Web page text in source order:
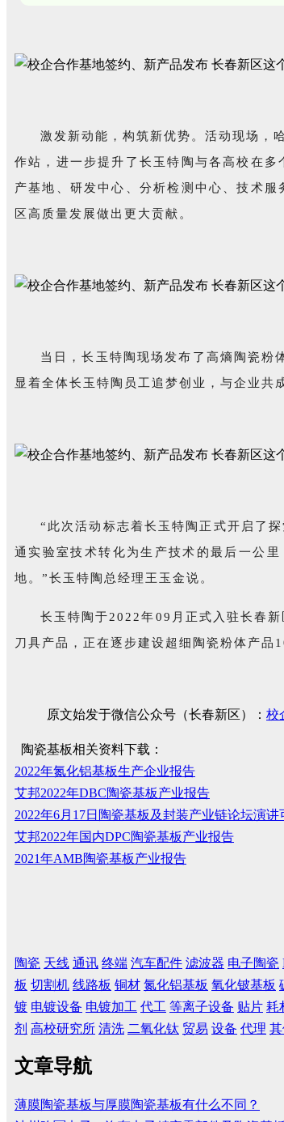
激发新动能，构筑新优势。活动现场，
作站，进一步提升了长玉特陶与各高校在
产基地、研发中心、分析检测中心、技术
区高质量发展做出更大贡献。
当日，长玉特陶现场发布了高熵陶瓷
显着全体长玉特陶员工追梦创业，与企业共
“此次活动标志着长玉特陶正式开启了
通实验室技术转化为生产技术的最后一公
地。”长玉特陶总经理王玉金说。
长玉特陶于2022年09月正式入驻长春
刀具产品，正在逐步建设超细陶瓷粉体产品
原文始发于微信公众号（长春新区）： 校
陶瓷基板相关资料下载：
2022年氮化铝基板生产企业报告
艾邦2022年DBC陶瓷基板产业报告
2022年6月17日陶瓷基板及封装产业链论坛演讲
艾邦2022年国内DPC陶瓷基板产业报告
2021年AMB陶瓷基板产业报告
陶瓷 天线 通讯 终端 汽车配件 滤波器 电子陶瓷
板 切割机 线路板 铜材 氮化铝基板 氧化铍基板
镀 电镀设备 电镀加工 代工 等离子设备 贴片 耗
剂 高校研究所 清洗 二氧化钛 贸易 设备 代理
文章导航
薄膜陶瓷基板与厚膜陶瓷基板有什么不同？